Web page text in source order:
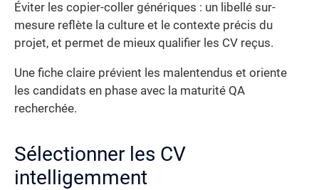
Éviter les copier-coller génériques : un libellé sur-
mesure reflète la culture et le contexte précis du
projet, et permet de mieux qualifier les CV reçus.
Une fiche claire prévient les malentendus et oriente
les candidats en phase avec la maturité QA
recherchée.
Sélectionner les CV
intelligemment